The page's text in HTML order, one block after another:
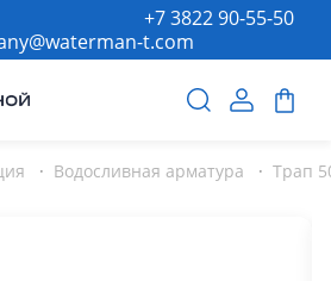
t.com
+7 3822 90-55-50
· Водосливная арматура ·